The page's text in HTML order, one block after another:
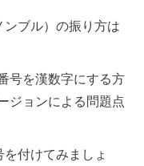
ブル）の振り方は
号を漢数字にする方
ジョンによる問題点
付けてみましょ